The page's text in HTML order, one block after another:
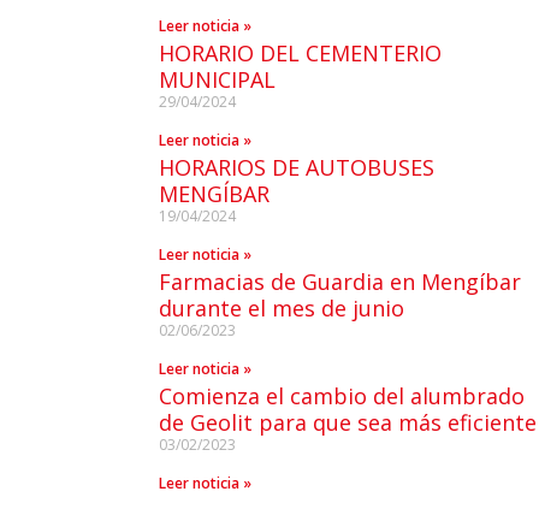
Leer noticia »
HORARIO DEL CEMENTERIO
MUNICIPAL
29/04/2024
Leer noticia »
HORARIOS DE AUTOBUSES
MENGÍBAR
19/04/2024
Leer noticia »
Farmacias de Guardia en Mengíbar
durante el mes de junio
02/06/2023
Leer noticia »
Comienza el cambio del alumbrado
de Geolit para que sea más eficiente
03/02/2023
Leer noticia »